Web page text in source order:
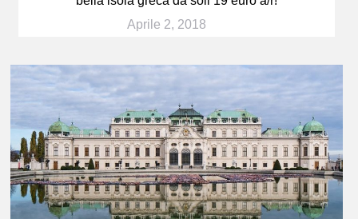
Aprile 2, 2018